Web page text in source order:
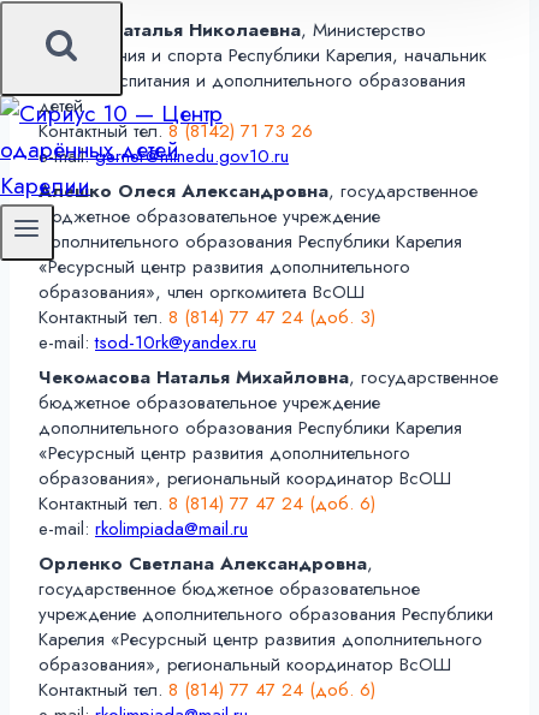
Гернер Наталья Николаевна, Министерство
образования и спорта Республики Карелия, начальник
отдела воспитания и дополнительного образования
детей
Контактный тел.8 (8142) 71 73 26
e-mail:gerner@minedu.gov10.ru
Алешко Олеся Александровна, государственное
бюджетное образовательное учреждение
дополнительного образования Республики Карелия
«Ресурсный центр развития дополнительного
образования», член оргкомитета ВсОШ
Контактный тел. 8 (814) 77 47 24 (доб. 3)
e-mail:tsod-10rk@yandex.ru
Чекомасова Наталья Михайловна, государственное
бюджетное образовательное учреждение
дополнительного образования Республики Карелия
«Ресурсный центр развития дополнительного
образования», региональный координатор ВсОШ
Контактный тел. 8 (814) 77 47 24 (доб. 6)
e-mail: rkolimpiada@mail.ru
Орленко Светлана Александровна,
государственное бюджетное образовательное
учреждение дополнительного образования Республики
Карелия «Ресурсный центр развития дополнительного
образования», региональный координатор ВсОШ
Контактный тел. 8 (814) 77 47 24 (доб. 6)